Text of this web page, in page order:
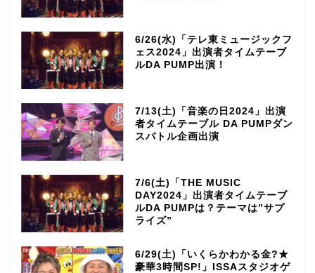
6/26(水)「テレ東ミュージックフ
ェス2024」出演者タイムテーブ
ルDA PUMP出演！
7/13(土)「音楽の日2024」出演
者タイムテーブル DA PUMPダン
スバトル企画出演
7/6(土)「THE MUSIC
DAY2024」出演者タイムテーブ
ルDA PUMPは？テーマは”サプ
ライズ”
6/29(土)「いくらかわかる金?★
豪華3時間SP!」ISSAスタジオゲ